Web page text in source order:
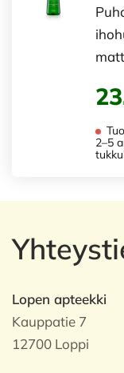
2–5
Lopen apteekki
Kauppatie 7
12700 Loppi